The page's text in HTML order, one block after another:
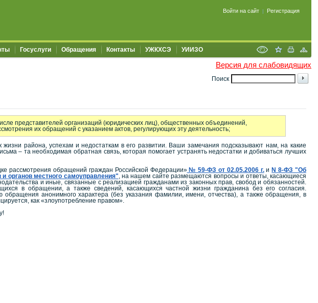
Войти на сайт | Регистрация
Госуслуги Обращения Контакты УЖКХСЭ УИИЗО
Версия для слабовидящих
Поиск
представителей организаций (юридических лиц), общественных объединений,
их обращений с указанием актов, регулирующих эту деятельность;
района, успехам и недостаткам в его развитии. Ваши замечания подсказывают нам, на какие
– та необходимая обратная связь, которая помогает устранять недостатки и добиваться лучших
рассмотрения обращений граждан Российской Федерации»№ 59-ФЗ от 02.05.2006 г.и N 8-ФЗ "Об
органов местного самоуправления" , на нашем сайте размещаются вопросы и ответы, касающиеся
и иные, связанные с реализацией гражданами из законных прав, свобод и обязанностей.
в обращении, а также сведений, касающихся частной жизни гражданина без его согласия.
анонимного характера (без указания фамилии, имени, отчества), а также обращения, в
как «злоупотребление правом».